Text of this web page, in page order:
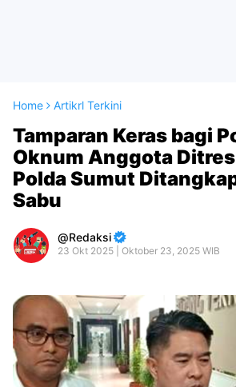
Home Artikrl Terkini
Tamparan Keras bagi
Oknum Anggota
Polda Sumut
Sabu
Redaksi
23 Okt 2025 | Oktober 23, 2025 WIB